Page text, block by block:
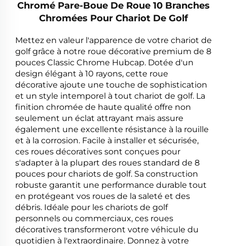
Chromé Pare-Boue De Roue 10 Branches
Chromées Pour Chariot De Golf
Mettez en valeur l'apparence de votre chariot de
golf grâce à notre roue décorative premium de 8
pouces Classic Chrome Hubcap. Dotée d'un
design élégant à 10 rayons, cette roue
décorative ajoute une touche de sophistication
et un style intemporel à tout chariot de golf. La
finition chromée de haute qualité offre non
seulement un éclat attrayant mais assure
également une excellente résistance à la rouille
et à la corrosion. Facile à installer et sécurisée,
ces roues décoratives sont conçues pour
s'adapter à la plupart des roues standard de 8
pouces pour chariots de golf. Sa construction
robuste garantit une performance durable tout
en protégeant vos roues de la saleté et des
débris. Idéale pour les chariots de golf
personnels ou commerciaux, ces roues
décoratives transformeront votre véhicule du
quotidien à l'extraordinaire. Donnez à votre